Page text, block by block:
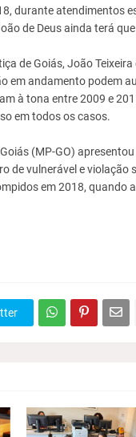
durante atendimentos
de Deus ainda terá
de Goiás, João
em andamento podem
à tona entre 2009 e
em todos os casos.
(MP-GO)
de vulnerável e violação
em 2018, quando